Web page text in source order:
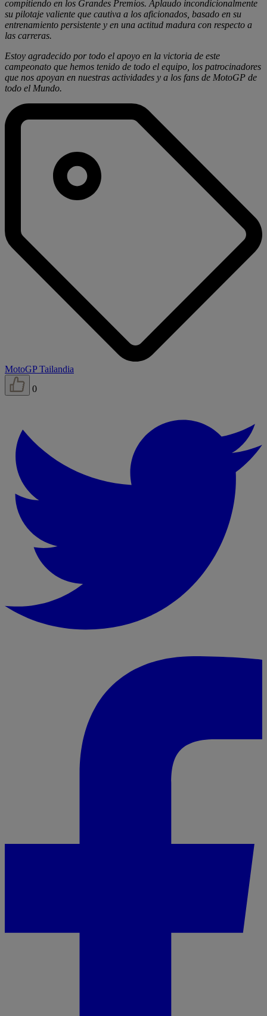
compitiendo en los Grandes Premios. Aplaudo incondicionalmente
su pilotaje valiente que cautiva a los aficionados, basado en su
entrenamiento persistente y en una actitud madura con respecto a
las carreras.
Estoy agradecido por todo el apoyo en la victoria de este
campeonato que hemos tenido de todo el equipo, los patrocinadores
que nos apoyan en nuestras actividades y a los fans de MotoGP de
todo el Mundo.
MotoGP Tailandia
0